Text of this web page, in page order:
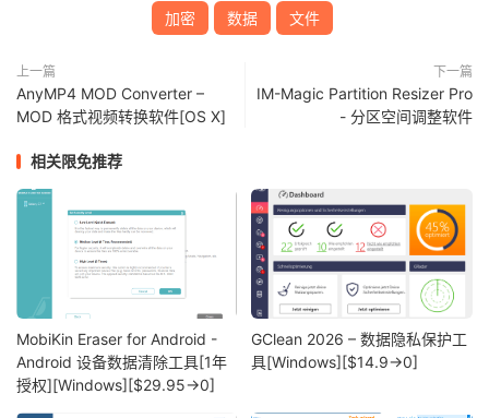
加密 数据 文件
上一篇
AnyMP4 MOD Converter –
MOD 格式视频转换软件[OS X]
下一篇
IM-Magic Partition Resizer Pro
- 分区空间调整软件
相关限免推荐
MobiKin Eraser for Android -
Android 设备数据清除工具[1年
授权][Windows][$29.95→0]
GClean 2026 – 数据隐私保护工
具[Windows][$14.9→0]